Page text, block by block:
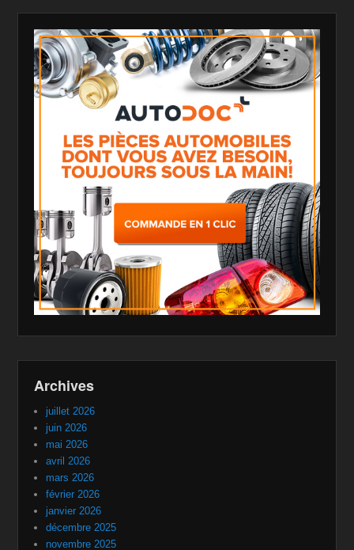
Archives
juillet 2026
juin 2026
mai 2026
avril 2026
mars 2026
février 2026
janvier 2026
décembre 2025
novembre 2025